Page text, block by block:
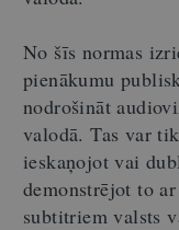
No šīs normas
pienākumu
nodrošināt
valodā. Tas var
ieskaņojot vai
demonstrējot to
subtitriem valsts